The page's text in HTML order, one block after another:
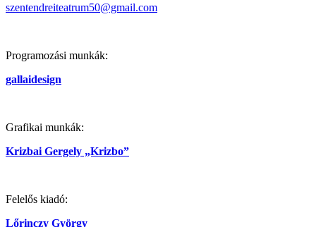
szentendreiteatrum50@gmail.com
Programozási munkák:
gallaidesign
Grafikai munkák:
Krizbai Gergely „Krizbo”
Felelős kiadó:
Lőrinczy György